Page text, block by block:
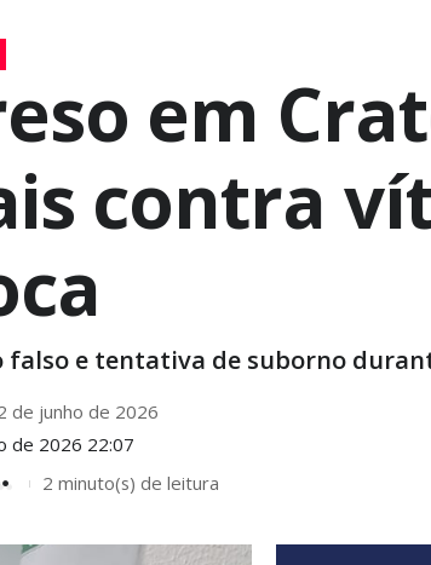
em
contra
e tentativa de suborno
de 2026 22:07
de junho de 2026
2 minuto(s) de leitura